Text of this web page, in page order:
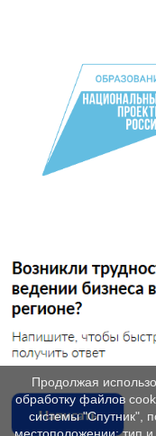
Продолжая
обработку файлов
системы "Спутник",